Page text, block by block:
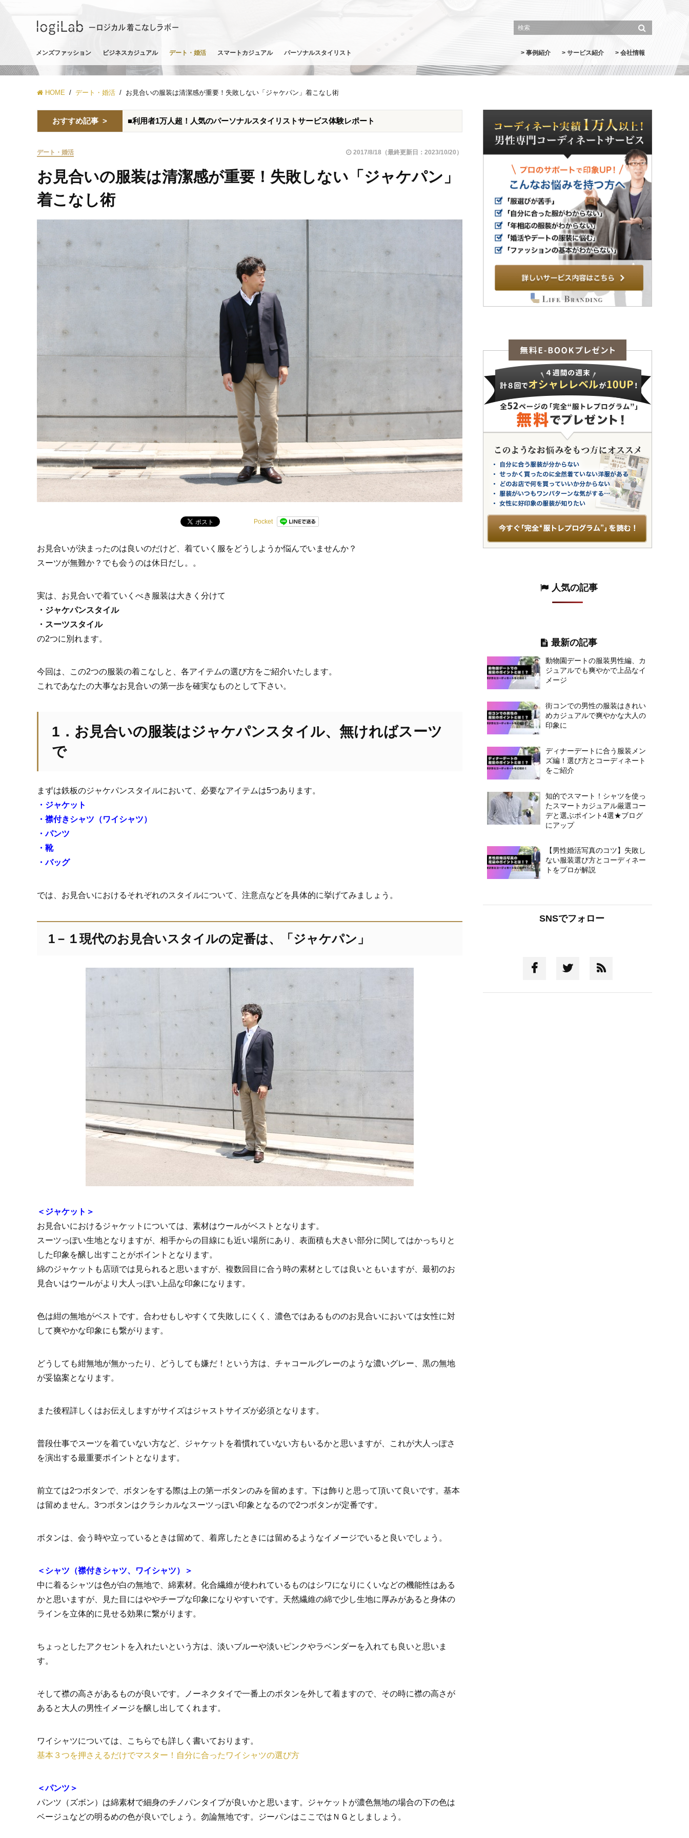
メンズファッション ビジネスカジュアル デート・婚活 スマートカジュアル パーソナルスタイリスト > 会社情報
> サービス紹介
> 事例紹介
HOME デート・婚活 お見合いの服装は清潔感が重要！失敗しない「ジャケパン」着こなし術
おすすめ記事 > ■利用者1万人超！人気のパーソナルスタイリストサービス体験レポート
デート・婚活 2017/8/18（最終更新日：2023/10/20）
お見合いの服装は清潔感が重要！失敗しない「ジャケパン」
着こなし術
Pocket
お見合いが決まったのは良いのだけど、着ていく服をどうしようか悩んでいませんか？
スーツが無難か？でも会うのは休日だし。。
実は、お見合いで着ていくべき服装は大きく分けて
・ジャケパンスタイル
・スーツスタイル
の2つに別れます。
今回は、この2つの服装の着こなしと、各アイテムの選び方をご紹介いたします。
これであなたの大事なお見合いの第一歩を確実なものとして下さい。
1．お見合いの服装はジャケパンスタイル、無ければスーツ
で
まずは鉄板のジャケパンスタイルにおいて、必要なアイテムは5つあります。
・ジャケット
・襟付きシャツ（ワイシャツ）
・パンツ
・靴
・バッグ
では、お見合いにおけるそれぞれのスタイルについて、注意点などを具体的に挙げてみましょう。
1－１現代のお見合いスタイルの定番は、「ジャケパン」
＜ジャケット＞
お見合いにおけるジャケットについては、素材はウールがベストとなります。
スーツっぽい生地となりますが、相手からの目線にも近い場所にあり、表面積も大きい部分に関してはかっちりと
した印象を醸し出すことがポイントとなります。
綿のジャケットも店頭では見られると思いますが、複数回目に合う時の素材としては良いともいますが、最初のお
見合いはウールがより大人っぽい上品な印象になります。
色は紺の無地がベストです。合わせもしやすくて失敗しにくく、濃色ではあるもののお見合いにおいては女性に対
して爽やかな印象にも繋がります。
どうしても紺無地が無かったり、どうしても嫌だ！という方は、チャコールグレーのような濃いグレー、黒の無地
が妥協案となります。
また後程詳しくはお伝えしますがサイズはジャストサイズが必須となります。
普段仕事でスーツを着ていない方など、ジャケットを着慣れていない方もいるかと思いますが、これが大人っぽさ
を演出する最重要ポイントとなります。
前立ては2つボタンで、ボタンをする際は上の第一ボタンのみを留めます。下は飾りと思って頂いて良いです。基本
は留めません。3つボタンはクラシカルなスーツっぽい印象となるので2つボタンが定番です。
ボタンは、会う時や立っているときは留めて、着席したときには留めるようなイメージでいると良いでしょう。
＜シャツ（襟付きシャツ、ワイシャツ）＞
中に着るシャツは色が白の無地で、綿素材。化合繊維が使われているものはシワになりにくいなどの機能性はある
かと思いますが、見た目にはややチープな印象になりやすいです。天然繊維の綿で少し生地に厚みがあると身体の
ラインを立体的に見せる効果に繋がります。
ちょっとしたアクセントを入れたいという方は、淡いブルーや淡いピンクやラベンダーを入れても良いと思いま
す。
そして襟の高さがあるものが良いです。ノーネクタイで一番上のボタンを外して着ますので、その時に襟の高さが
あると大人の男性イメージを醸し出してくれます。
ワイシャツについては、こちらでも詳しく書いております。
基本３つを押さえるだけでマスター！自分に合ったワイシャツの選び方
＜パンツ＞
パンツ（ズボン）は綿素材で細身のチノパンタイプが良いかと思います。ジャケットが濃色無地の場合の下の色は
ベージュなどの明るめの色が良いでしょう。勿論無地です。ジーパンはここではＮＧとしましょう。
人気の記事
最新の記事
動物園デートの服装男性編、カ
ジュアルでも爽やかで上品なイ
メージ
街コンでの男性の服装はきれい
めカジュアルで爽やかな大人の
印象に
ディナーデートに合う服装メン
ズ編！選び方とコーディネート
をご紹介
知的でスマート！シャツを使っ
たスマートカジュアル厳選コー
デと選ぶポイント4選★ブログ
にアップ
【男性婚活写真のコツ】失敗し
ない服装選び方とコーディネー
トをプロが解説
SNSでフォロー